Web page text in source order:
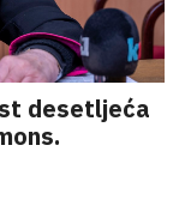
desetljeća